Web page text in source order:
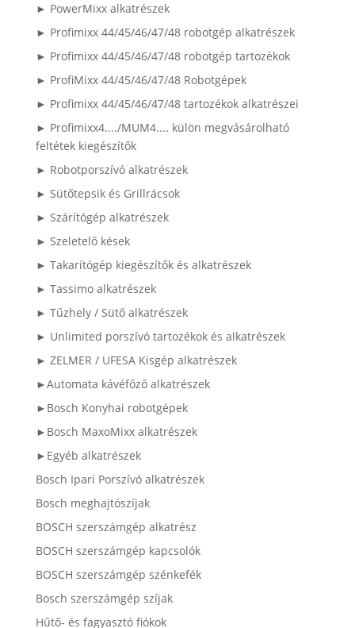
► PowerMixx alkatrészek
► Profimixx 44/45/46/47/48 robotgép alkatrészek
► Profimixx 44/45/46/47/48 robotgép tartozékok
► ProfiMixx 44/45/46/47/48 Robotgépek
► Profimixx 44/45/46/47/48 tartozékok alkatrészei
► Profimixx4..../MUM4.... külön megvásárolható
feltétek kiegészítők
► Robotporszívó alkatrészek
► Sütőtepsik és Grillrácsok
► Szárítógép alkatrészek
► Szeletelő kések
► Takarítógép kiegészítők és alkatrészek
► Tassimo alkatrészek
► Tűzhely / Sütő alkatrészek
► Unlimited porszívó tartozékok és alkatrészek
► ZELMER / UFESA Kisgép alkatrészek
►Automata kávéfőző alkatrészek
►Bosch Konyhai robotgépek
►Bosch MaxoMixx alkatrészek
►Egyéb alkatrészek
Bosch Ipari Porszívó alkatrészek
Bosch meghajtószíjak
BOSCH szerszámgép alkatrész
BOSCH szerszámgép kapcsolók
BOSCH szerszámgép szénkefék
Bosch szerszámgép szíjak
Hűtő- és fagyasztó fiókok